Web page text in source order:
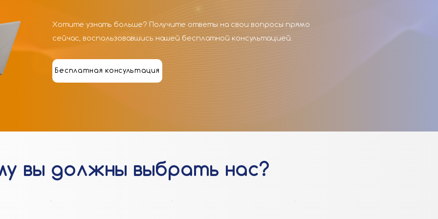
Хотите узнать больше? Получите ответы на свои вопросы прямо
сейчас, воспользовавшись нашей бесплатной консультацией.
Бесплатная консультация
вы должны выбрать нас?